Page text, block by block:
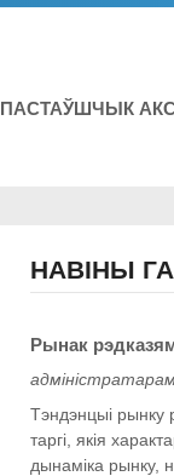
ПАСТАЎШЧЫК
НАВІНЫ
Рынак
Тэндэнцыі рынку
таргі, якія
дынаміка рынку,